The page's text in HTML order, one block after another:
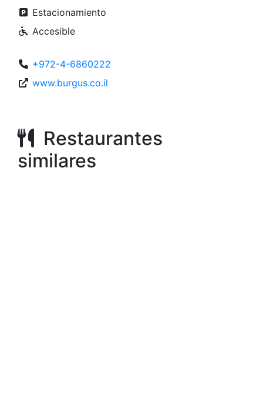
Estacionamiento
Accesible
+972-4-6860222
www.burgus.co.il
Restaurantes
similares